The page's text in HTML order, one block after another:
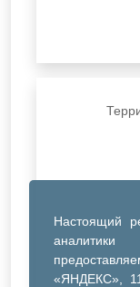
Настоящий
«ЯНДЕКС»,